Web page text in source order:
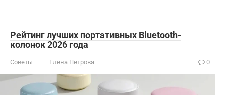
Рейтинг лучших портативных Bluetooth-
колонок 2026 года
Советы Елена Петрова 0